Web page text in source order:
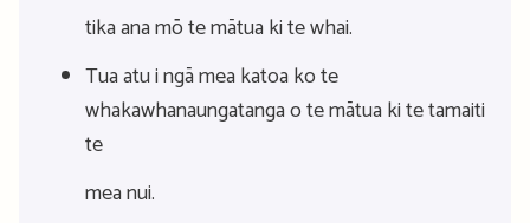
tika ana mō te mātua ki te whai.
Tua atu i ngā mea katoa ko te
whakawhanaungatanga o te mātua ki te tamaiti
te
mea nui.